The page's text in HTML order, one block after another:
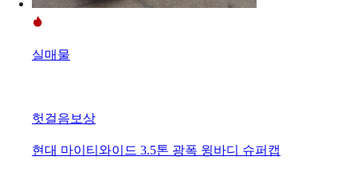
실매물
헛걸음보상
현대 마이티와이드 3.5톤 광폭 윙바디 슈퍼캡